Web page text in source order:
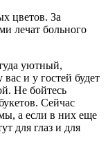
цветов. За
лечат больного
уютный,
и у гостей будет
Не бойтесь
Сейчас
а если в них еще
для глаз и для